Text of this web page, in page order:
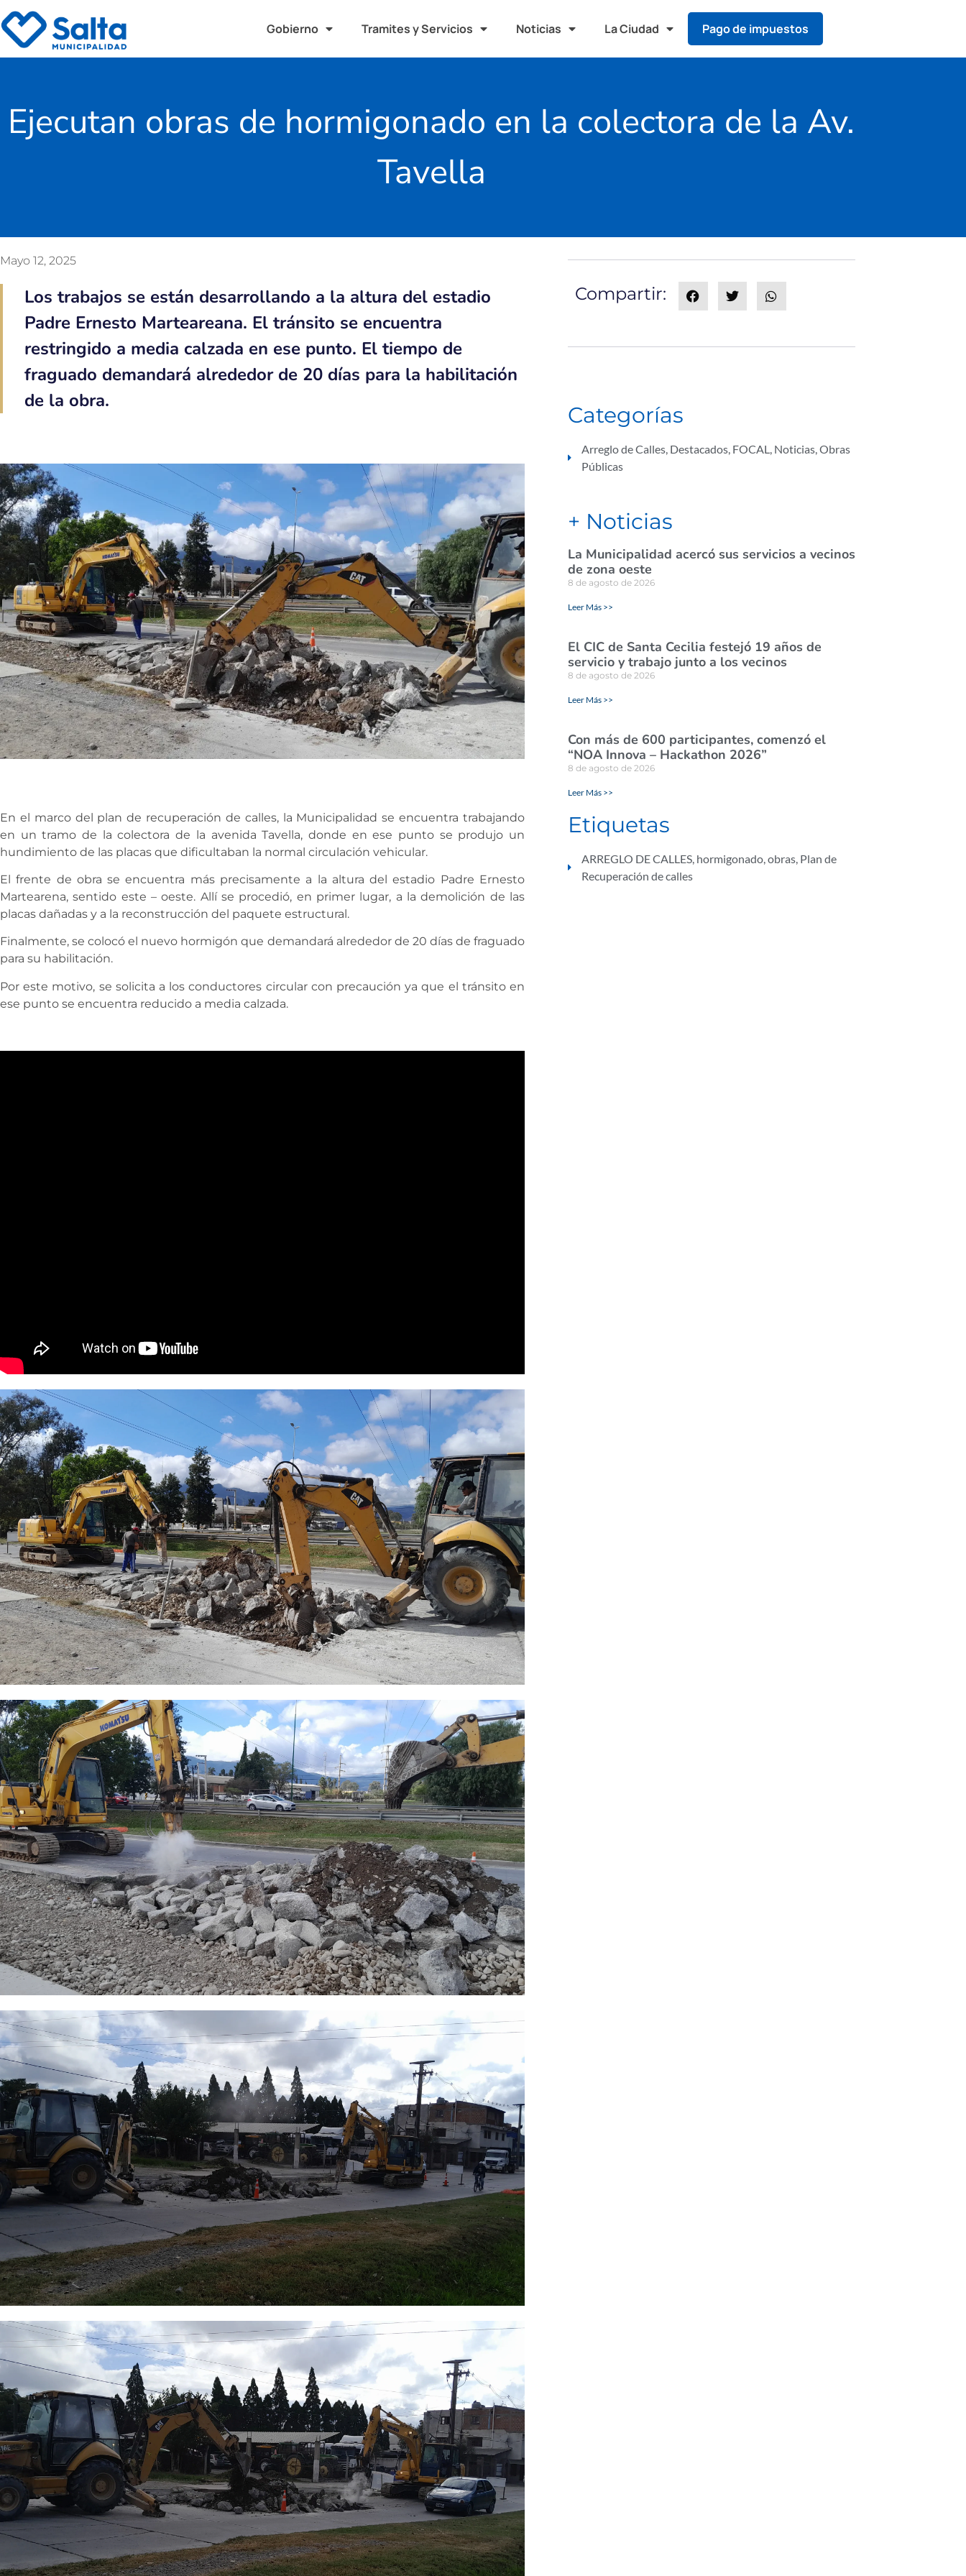
Gobierno Tramites y Servicios Noticias La Ciudad Pago de impuestos
Ejecutan obras de hormigonado en la colectora de la Av.
Tavella
Mayo 12, 2025
Los trabajos se están desarrollando a la altura del estadio
Padre Ernesto Marteareana. El tránsito se encuentra
restringido a media calzada en ese punto. El tiempo de
fraguado demandará alrededor de 20 días para la habilitación
de la obra.
En el marco del plan de recuperación de calles, la Municipalidad se encuentra trabajando
en un tramo de la colectora de la avenida Tavella, donde en ese punto se produjo un
hundimiento de las placas que dificultaban la normal circulación vehicular.
El frente de obra se encuentra más precisamente a la altura del estadio Padre Ernesto
Martearena, sentido este – oeste. Allí se procedió, en primer lugar, a la demolición de las
placas dañadas y a la reconstrucción del paquete estructural.
Finalmente, se colocó el nuevo hormigón que demandará alrededor de 20 días de fraguado
para su habilitación.
Por este motivo, se solicita a los conductores circular con precaución ya que el tránsito en
ese punto se encuentra reducido a media calzada.
Compartir:
Categorías
Arreglo de Calles, Destacados, FOCAL, Noticias,Obras
Públicas
+ Noticias
La Municipalidad acercó sus servicios a vecinos
de zona oeste
8 de agosto de 2026
Leer Más >>
El CIC de Santa Cecilia festejó 19 años de
servicio y trabajo junto a los vecinos
8 de agosto de 2026
Leer Más >>
Con más de 600 participantes, comenzó el
“NOA Innova – Hackathon 2026”
8 de agosto de 2026
Leer Más >>
Etiquetas
ARREGLO DE CALLES, hormigonado,obras, Plan de
Recuperación de calles